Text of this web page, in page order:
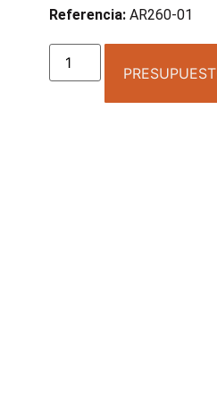
Referencia: AR260-01